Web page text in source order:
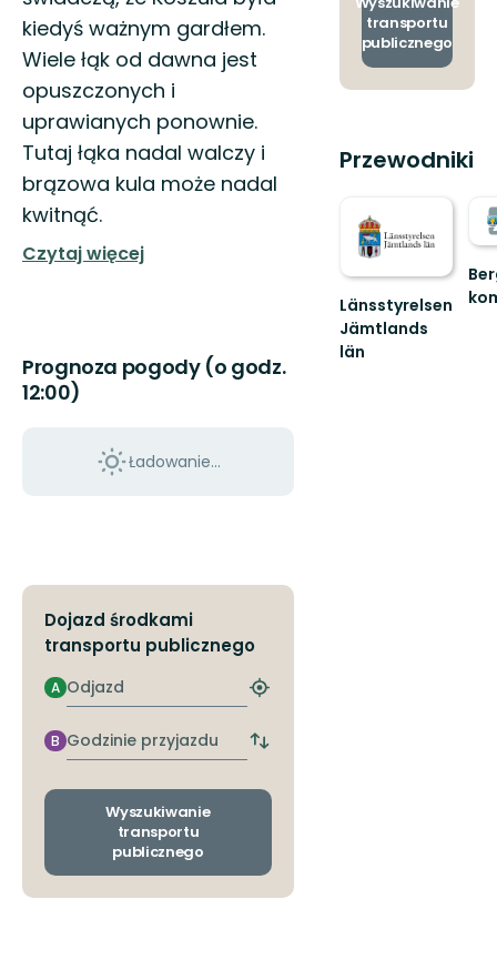
kiedyś ważnym gardłem.
Wiele łąk od dawna jest
opuszczonych i
uprawianych ponownie.
Tutaj łąka nadal walczy i
brązowa kula może nadal
kwitnąć.
Czytaj więcej
Prognoza pogody (o godz.
12:00)
Ładowanie...
Dojazd środkami
transportu publicznego
Odjazd
A
Znajdź
przystanek
Godzinie
przyjazdu
B
Zmiana
odjazdu
Wyszukiwanie
transportu
publicznego
transportu
publicznego
Przewodniki
Länsstyrelsen
Jämtlands
län